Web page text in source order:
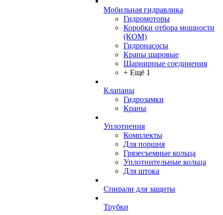
Мобильная гидравлика
Гидромоторы
Коробки отбора мощности
(КОМ)
Гидронасосы
Краны шаровые
Шарнирные соединения
+ Ещё 1
Клапаны
Гидрозамки
Краны
Уплотнения
Комплекты
Для поршня
Грязесъемные кольца
Уплотнительные кольца
Для штока
Спирали для защиты
Трубки